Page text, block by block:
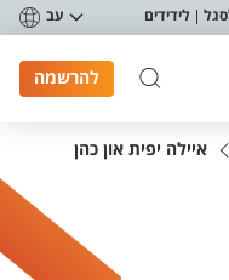
לידידים עב
להרשמה
איילה יפית און כהן